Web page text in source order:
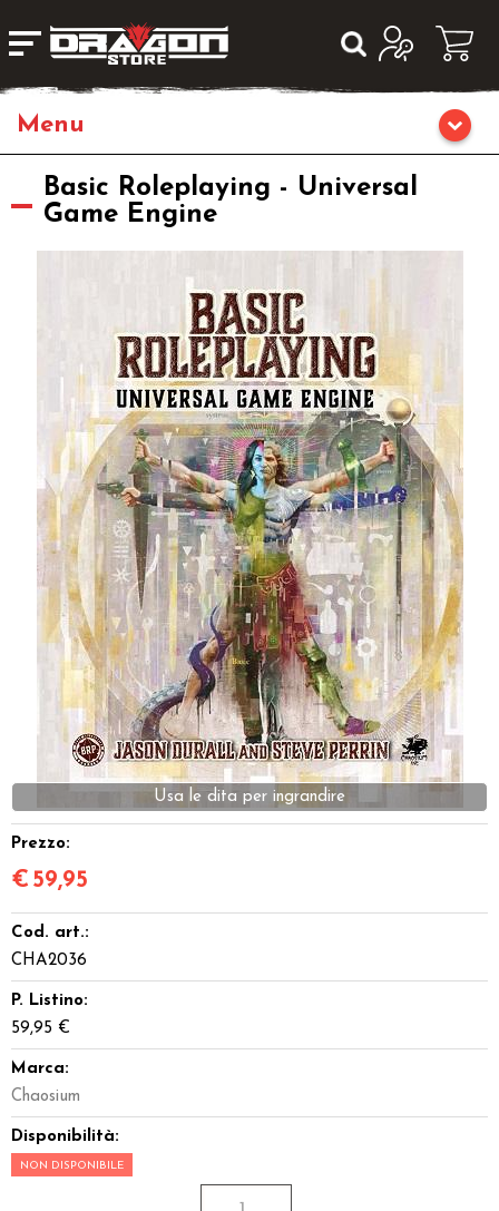
Home
Giochi di Carte Collezionabili
Miniature
Dadi
Accessori
Giocattoli e Gadget
Offerte del Dragone
Basic Roleplaying - Universal
Game Engine
Prezzo:
€ 59,95
Cod. art.:
CHA2036
P. Listino:
59,95 €
Marca:
Chaosium
Disponibilità:
NON DISPONIBILE